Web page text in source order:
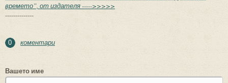
времето”, от издателя ----->>>>>
--------------
0 коментари
Вашето име